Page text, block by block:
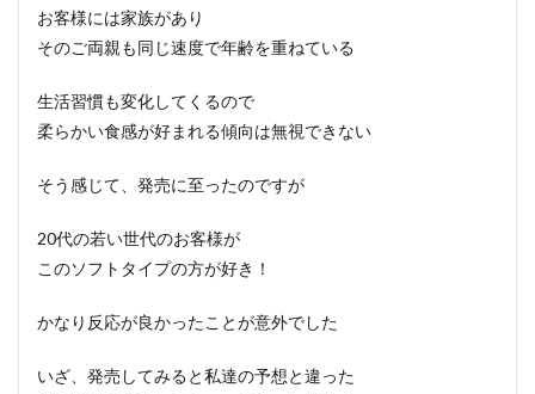
お客様には家族があり
そのご両親も同じ速度で年齢を重ねている
生活習慣も変化してくるので
柔らかい食感が好まれる傾向は無視できない
そう感じて、発売に至ったのですが
20代の若い世代のお客様が
このソフトタイプの方が好き！
かなり反応が良かったことが意外でした
いざ、発売してみると私達の予想と違った